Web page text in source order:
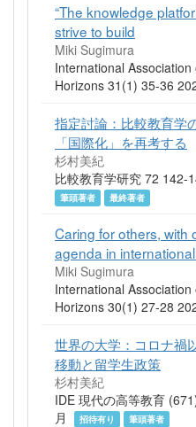
“The knowledge
strive to build
Miki Sugimura
International
Horizons 31(1) 35-36
指定討論：比較教育学
「国際化」を再考する
杉村美紀
比較教育学研究 72 142-
筆頭著者
最終著者
Caring for others, with
agenda in
Miki Sugimura
International
Horizons 30(1) 27-28
世界の大学：コロナ禍
移動と留学生政策
杉村美紀
IDE 現代の高等教育
月
招待有り 筆頭著者